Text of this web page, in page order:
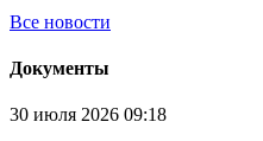
Все новости
Документы
30 июля 2026 09:18